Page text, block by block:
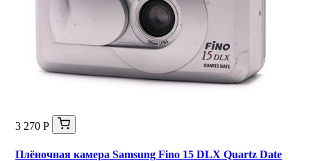
3 270 Р
Плёночная камера Samsung Fino 15 DLX Quartz Date